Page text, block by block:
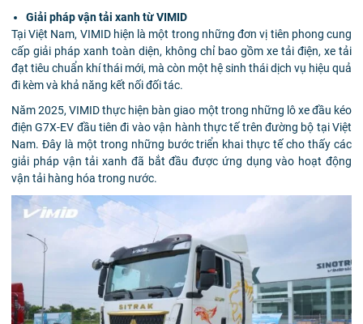
Giải pháp vận tải xanh từ VIMID
Tại Việt Nam, VIMID hiện là một trong những đơn vị tiên phong cung
cấp giải pháp xanh toàn diện, không chỉ bao gồm xe tải điện, xe tải
đạt tiêu chuẩn khí thái mới, mà còn một hệ sinh thái dịch vụ hiệu quả
đi kèm và khả năng kết nối đối tác.
Năm 2025, VIMID thực hiện bàn giao một trong những lô xe đầu kéo
điện G7X-EV đầu tiên đi vào vận hành thực tế trên đường bộ tại Việt
Nam. Đây là một trong những bước triển khai thực tế cho thấy các
giải pháp vận tải xanh đã bắt đầu được ứng dụng vào hoạt động
vận tải hàng hóa trong nước.